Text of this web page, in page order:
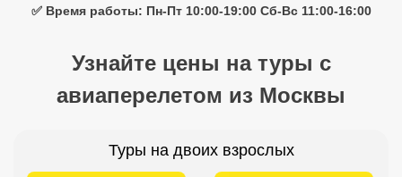
✅ Время работы: Пн-Пт 10:00-19:00 Сб-Вс 11:00-16:00
Узнайте цены на туры с
авиаперелетом из Москвы
Туры на двоих взрослых